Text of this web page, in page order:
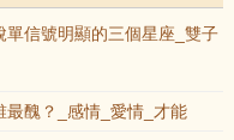
信號明顯的三個星座_雙子
最醜？_感情_愛情_才能